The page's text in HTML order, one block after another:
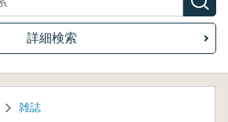
詳細検索
雑誌